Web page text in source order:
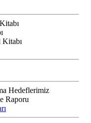
Hedeflerimiz
Raporu